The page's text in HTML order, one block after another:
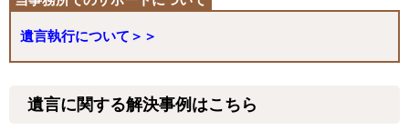
遺言執行について＞＞
遺言に関する解決事例はこちら